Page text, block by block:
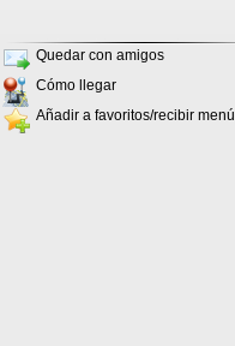
Quedar con amigos
Cómo llegar
Añadir a favoritos/recibir menú